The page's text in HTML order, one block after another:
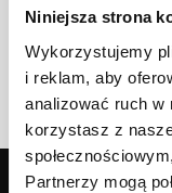
Niniejsza strona
Wykorzystujemy
i reklam, aby
analizować ruch w
korzystasz z
Partnerzy mogą
Co to jest
AKTUALNOŚCI